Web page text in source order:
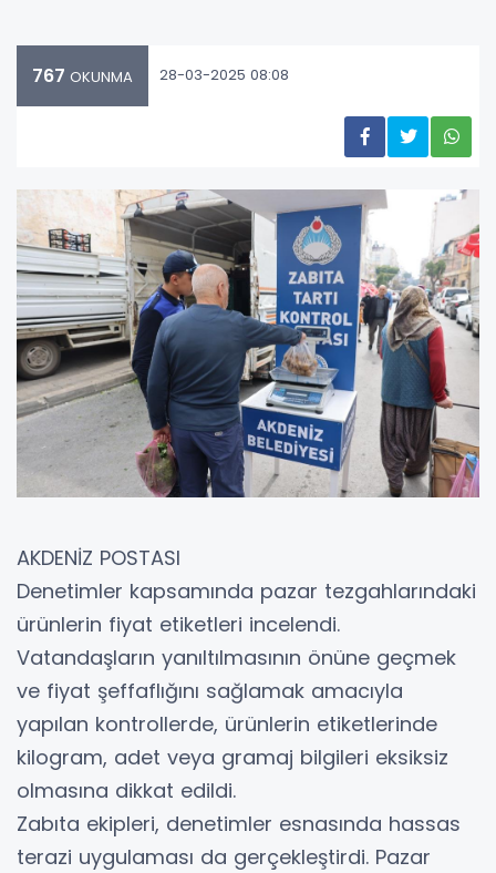
767 OKUNMA 28-03-2025 08:08
AKDENİZ POSTASI
Denetimler kapsamında pazar tezgahlarındaki
ürünlerin fiyat etiketleri incelendi.
Vatandaşların yanıltılmasının önüne geçmek
ve fiyat şeffaflığını sağlamak amacıyla
yapılan kontrollerde, ürünlerin etiketlerinde
kilogram, adet veya gramaj bilgileri eksiksiz
olmasına dikkat edildi.
Zabıta ekipleri, denetimler esnasında hassas
terazi uygulaması da gerçekleştirdi. Pazar